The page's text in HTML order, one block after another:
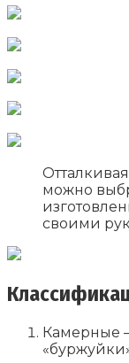
можно
своими
Камерные